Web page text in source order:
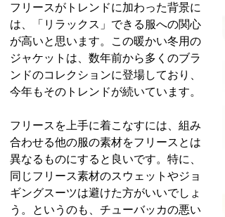
フリースがトレンドに加わった背景に
は、「リラックス」できる服への関心
が高いと思います。この暖かい冬用の
ジャケットは、数年前から多くのブラ
ンドのコレクションに登場しており、
今年もそのトレンドが続いています。
フリースを上手に着こなすには、組み
合わせる他の服の素材をフリースとは
異なるものにすると良いです。特に、
同じフリース素材のスウェットやジョ
ギングスーツは避けた方がいいでしょ
う。というのも、チューバッカの悪い